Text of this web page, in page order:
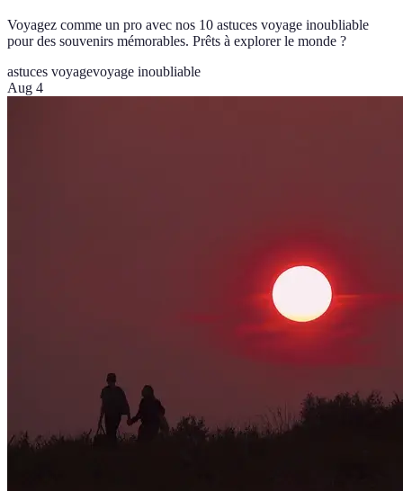
Voyagez comme un pro avec nos 10 astuces voyage inoubliable
pour des souvenirs mémorables. Prêts à explorer le monde ?
astuces voyagevoyage inoubliable
Aug 4